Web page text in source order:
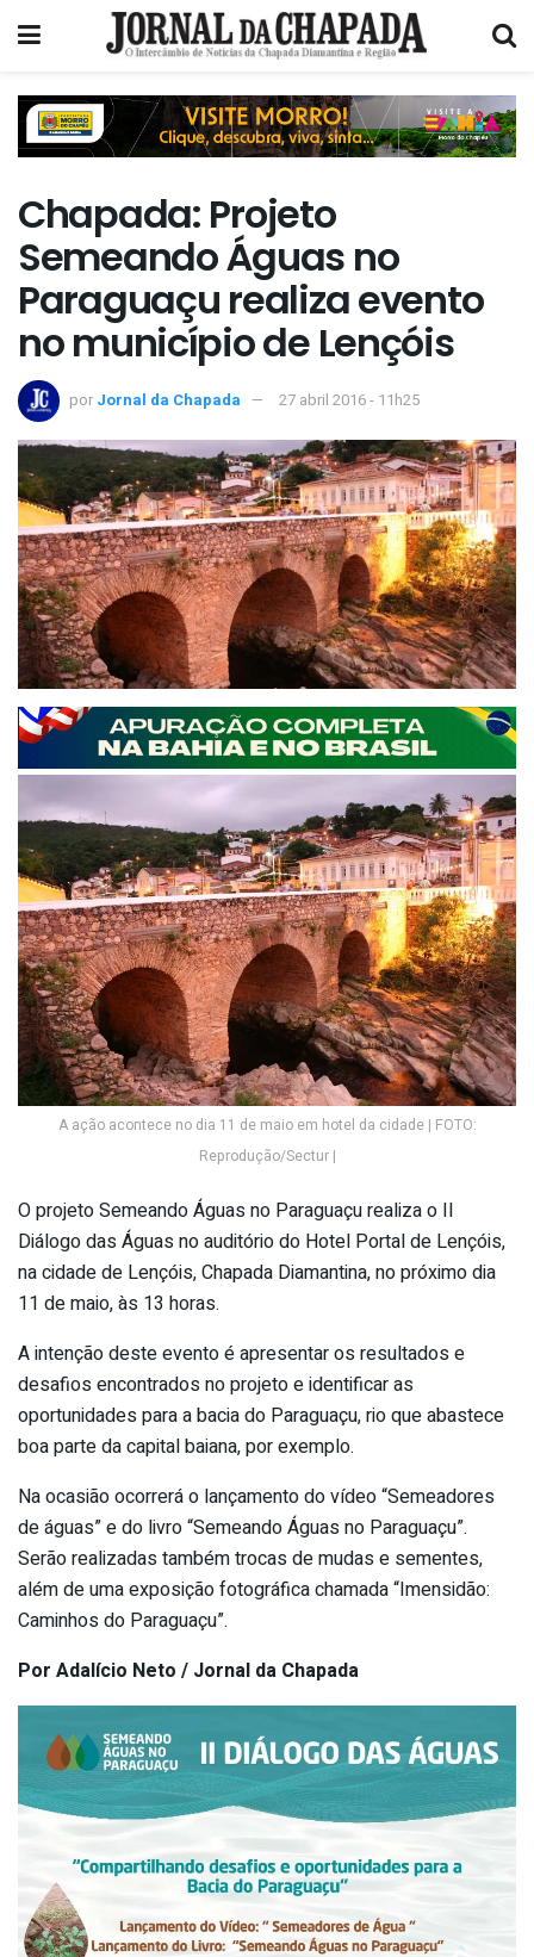
Chapada: Projeto
Semeando Águas no
Paraguaçu realiza evento
no município de Lençóis
por Jornal da Chapada 27 abril 2016 - 11h25
A ação acontece no dia 11 de maio em hotel da cidade | FOTO:
Reprodução/Sectur |
O projeto Semeando Águas no Paraguaçu realiza o II
Diálogo das Águas no auditório do Hotel Portal de Lençóis,
na cidade de Lençóis, Chapada Diamantina, no próximo dia
11 de maio, às 13 horas.
A intenção deste evento é apresentar os resultados e
desafios encontrados no projeto e identificar as
oportunidades para a bacia do Paraguaçu, rio que abastece
boa parte da capital baiana, por exemplo.
Na ocasião ocorrerá o lançamento do vídeo “Semeadores
de águas” e do livro “Semeando Águas no Paraguaçu”.
Serão realizadas também trocas de mudas e sementes,
além de uma exposição fotográfica chamada “Imensidão:
Caminhos do Paraguaçu”.
Por Adalício Neto / Jornal da Chapada